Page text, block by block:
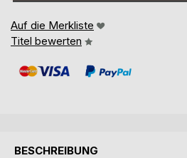
Auf die Merkliste
Titel bewerten
BESCHREIBUNG